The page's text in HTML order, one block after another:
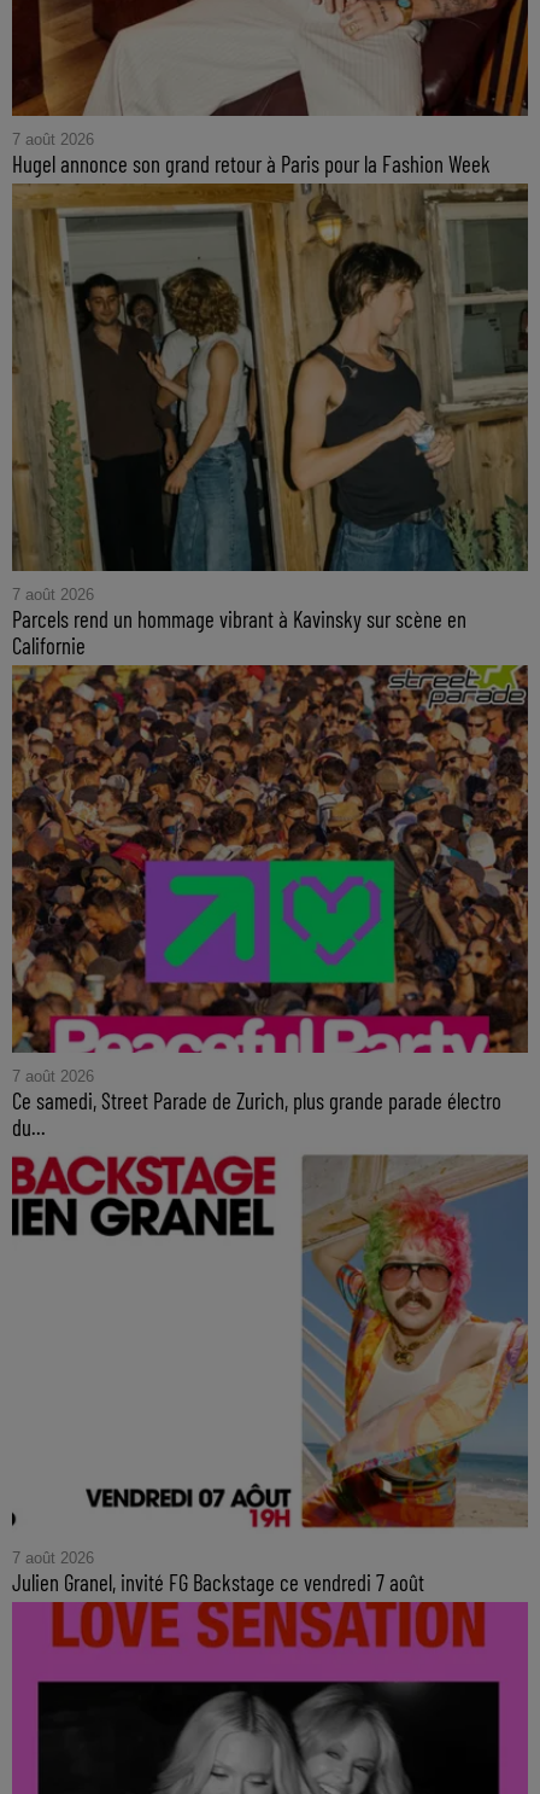
7 août 2026
Hugel annonce son grand retour à Paris pour la Fashion Week
7 août 2026
Parcels rend un hommage vibrant à Kavinsky sur scène en
Californie
7 août 2026
Ce samedi, Street Parade de Zurich, plus grande parade électro
du...
7 août 2026
Julien Granel, invité FG Backstage ce vendredi 7 août